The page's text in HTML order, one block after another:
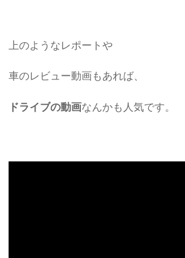
上のようなレポートや
車のレビュー動画もあれば、
ドライブの動画なんかも人気です。